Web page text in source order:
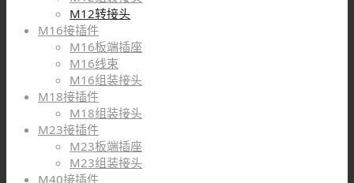
M12转接头
M16接插件
M16板端插座
M16线束
M16组装接头
M18接插件
M18组装接头
M23接插件
M23板端插座
M23组装接头
M40接插件